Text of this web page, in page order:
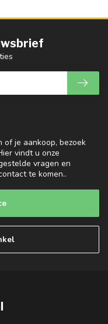
je aankoop, bezoek
vindt u onze
vragen en
te komen..